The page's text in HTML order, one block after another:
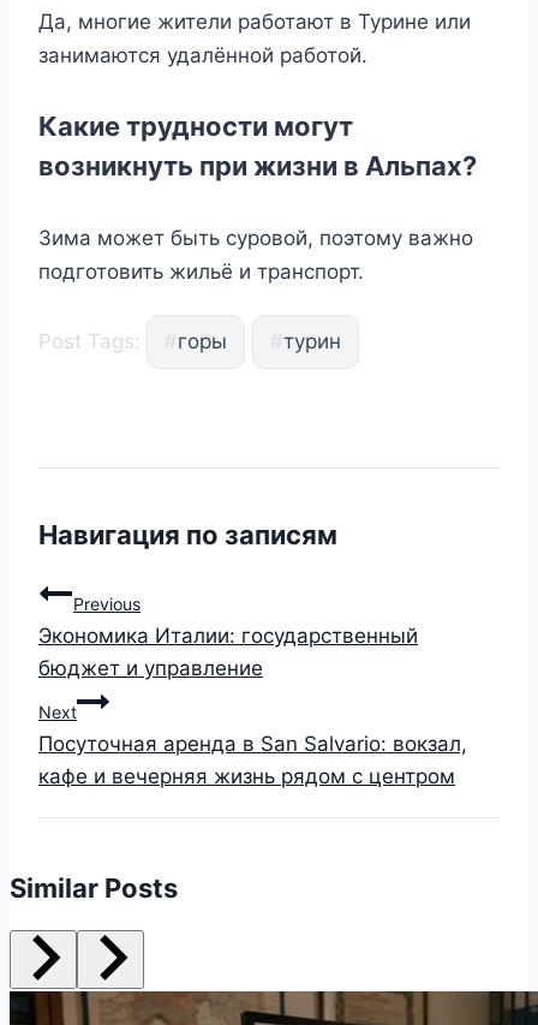
Да, многие жители работают в Турине или
занимаются удалённой работой.
Какие трудности могут
возникнуть при жизни в Альпах?
Зима может быть суровой, поэтому важно
подготовить жильё и транспорт.
Post Tags: #горы #турин
Навигация по записям
Previous
Экономика Италии: государственный
бюджет и управление
Next
Посуточная аренда в San Salvario: вокзал,
кафе и вечерняя жизнь рядом с центром
Similar Posts